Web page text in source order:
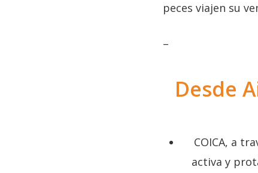
peces viajen su
–
Desde
COICA, a
activa y